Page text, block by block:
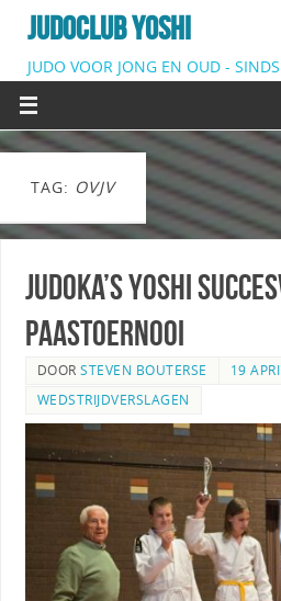
JUDOCLUB YOSHI
JUDO VOOR JONG EN OUD -
TAG: OVJV
Judoka’s Yoshi
paastoernooi
DOORSTEVEN BOUTERSE
19
WEDSTRIJDVERSLAGEN